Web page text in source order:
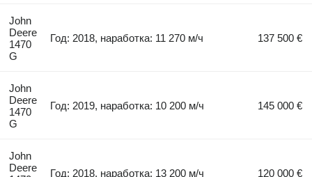
John
Deere
1470
G
Год: 2018, наработка: 11 270 м/ч 137 500 €
John
Deere
1470
G
Год: 2019, наработка: 10 200 м/ч 145 000 €
John
Deere
Год: 2018, наработка: 13 200 м/ч 120 000 €